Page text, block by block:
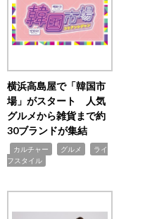
横浜高島屋で「韓国市
場」がスタート 人気
グルメから雑貨まで約
30ブランドが集結
カルチャー グルメ
ライ
フスタイル